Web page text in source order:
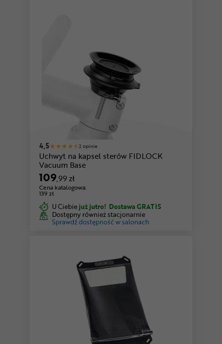
4,5 2 opinie
Uchwyt na kapsel sterów FIDLOCK
Vacuum Base
109,99 zł
Cena katalogowa:
139 zł
U Ciebie już jutro! Dostawa GRATIS
Dostępny również stacjonarnie
Sprawdź dostępność w salonach